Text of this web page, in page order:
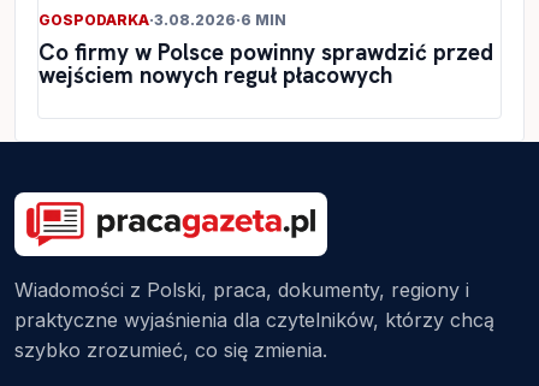
GOSPODARKA·3.08.2026·6 MIN
Co firmy w Polsce powinny sprawdzić przed
wejściem nowych reguł płacowych
Wiadomości z Polski, praca, dokumenty, regiony i
praktyczne wyjaśnienia dla czytelników, którzy chcą
szybko zrozumieć, co się zmienia.